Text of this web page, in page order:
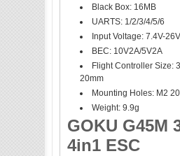
Black Box: 16MB
UARTS: 1/2/3/4/5/6
Input Voltage: 7.4V-
BEC: 10V2A/5V2A
Flight Controller Size:
20mm
Mounting Holes: M2
Weight: 9.9g
GOKU G45M
4in1 ESC